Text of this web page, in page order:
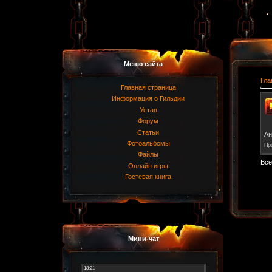
Меню сайта
Главная страница
Информация о Гильдии
Устав
Форум
Статьи
Фотоальбомы
Файлы
Онлайн игры
Гостевая книга
Мини-чат